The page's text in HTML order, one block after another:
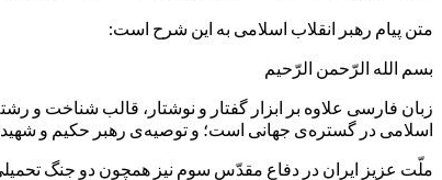
متن پیام رهبر انقلاب اسلامی به این شرح است:
بسم الله الرّحمن الرّحیم
زبان فارسی علاوه بر ابزار گفتار و نوشتار، قالب شناخت و
اسلامی در گستره‌‌ی جهانی است؛ و توصیه‌ی رهبر حکیم و
ملّت عزیز ایران در دفاع مقدّس سوم نیز همچون دو جنگ